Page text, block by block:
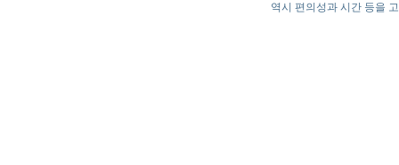
역시 편의성과 시간 등을